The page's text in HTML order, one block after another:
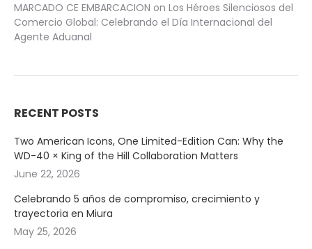
MARCADO CE EMBARCACION on Los Héroes Silenciosos del
Comercio Global: Celebrando el Día Internacional del
Agente Aduanal
RECENT POSTS
Two American Icons, One Limited-Edition Can: Why the
WD-40 × King of the Hill Collaboration Matters
June 22, 2026
Celebrando 5 años de compromiso, crecimiento y
trayectoria en Miura
May 25, 2026